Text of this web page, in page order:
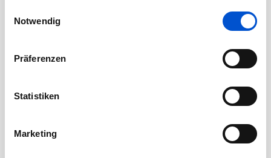
Notwendig
Präferenzen
Statistiken
Marketing
Januar 2021
November 2020
September 2020
Juli 2020